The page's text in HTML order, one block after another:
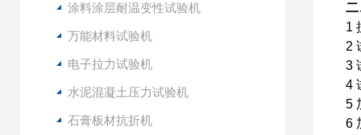
涂料涂层耐温变性试验机
万能材料试验机
电子拉力试验机
水泥混凝土压力试验机
石膏板材抗折机
二
1
2
3
4
5
6